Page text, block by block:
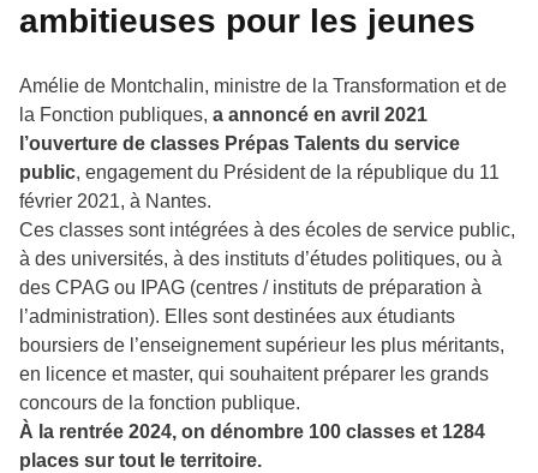
ambitieuses pour les jeunes
Amélie de Montchalin, ministre de la Transformation et de
la Fonction publiques, a annoncé en avril 2021
l’ouverture de classes Prépas Talents du service
public, engagement du Président de la république du 11
février 2021, à Nantes.
Ces classes sont intégrées à des écoles de service public,
à des universités, à des instituts d’études politiques, ou à
des CPAG ou IPAG (centres / instituts de préparation à
l’administration). Elles sont destinées aux étudiants
boursiers de l’enseignement supérieur les plus méritants,
en licence et master, qui souhaitent préparer les grands
concours de la fonction publique.
À la rentrée 2024, on dénombre 100 classes et 1284
places sur tout le territoire.